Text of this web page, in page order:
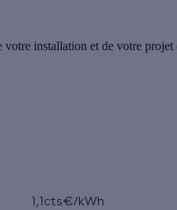
votre installation et de votre projet
1,1cts€/kWh